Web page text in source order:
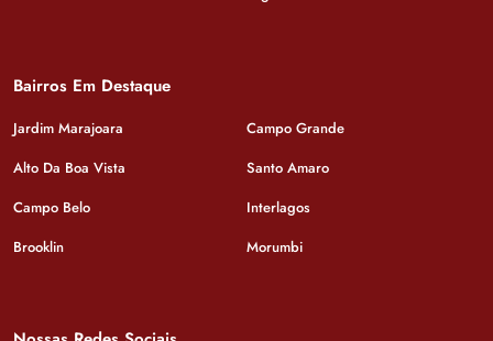
Bairros Em Destaque
Jardim Marajoara
Campo Grande
Alto Da Boa Vista
Santo Amaro
Campo Belo
Interlagos
Brooklin
Morumbi